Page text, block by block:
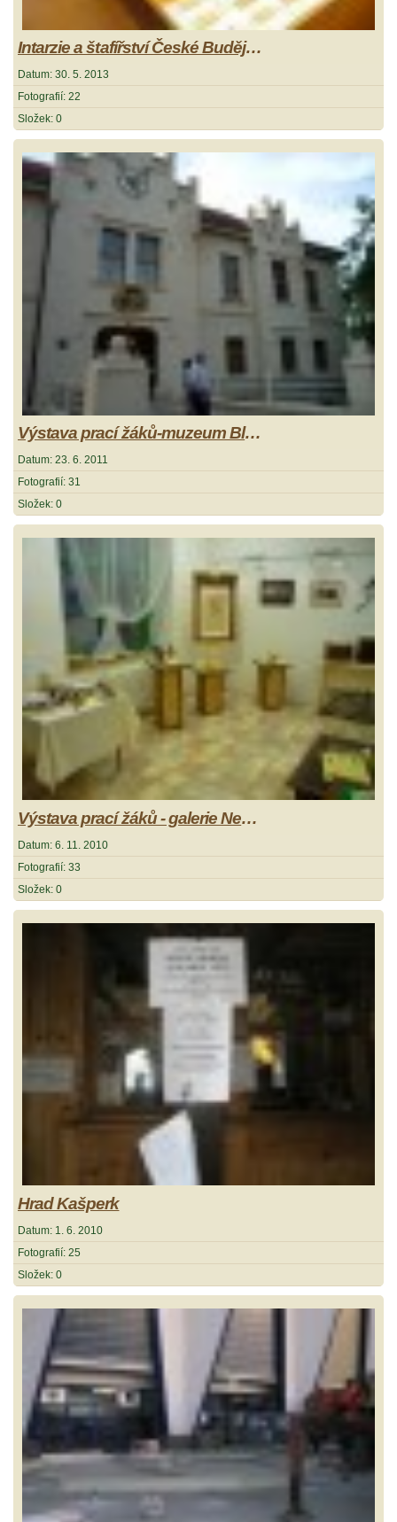
Intarzie a štafířství České Budějovice
Datum: 30. 5. 2013
Fotografií: 22
Složek: 0
Výstava prací žáků-muzeum Blovice
Datum: 23. 6. 2011
Fotografií: 31
Složek: 0
Výstava prací žáků - galerie Nepomuk
Datum: 6. 11. 2010
Fotografií: 33
Složek: 0
Hrad Kašperk
Datum: 1. 6. 2010
Fotografií: 25
Složek: 0